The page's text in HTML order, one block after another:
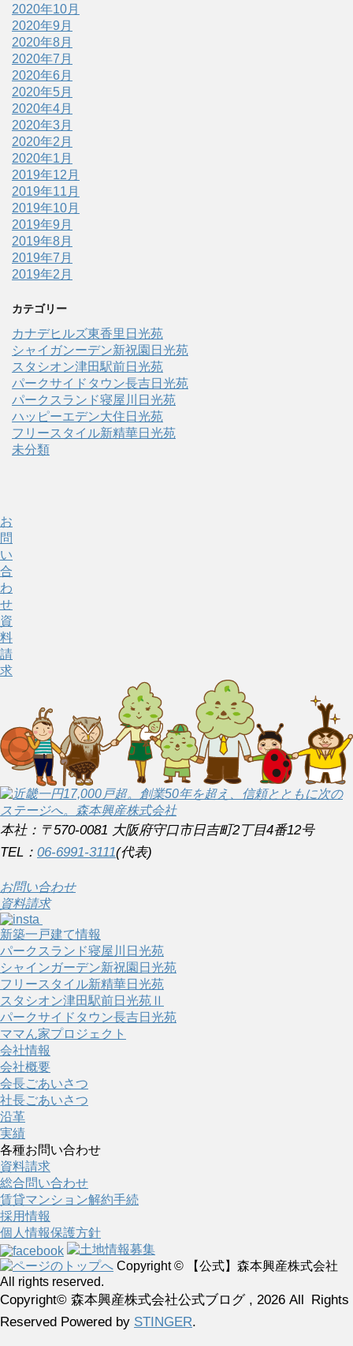
2020年10月
2020年9月
2020年8月
2020年7月
2020年6月
2020年5月
2020年4月
2020年3月
2020年2月
2020年1月
2019年12月
2019年11月
2019年10月
2019年9月
2019年8月
2019年7月
2019年2月
カテゴリー
カナデヒルズ東香里日光苑
シャイガンーデン新祝園日光苑
スタシオン津田駅前日光苑
パークサイドタウン長吉日光苑
パークスランド寝屋川日光苑
ハッピーエデン大住日光苑
フリースタイル新精華日光苑
未分類
お
問
い
合
わ
せ
資
料
請
求
本社：〒570-0081 大阪府守口市日吉町2丁目4番12号
TEL： 06-6991-3111(代表)
お問い合わせ
資料請求
新築一戸建て情報
パークスランド寝屋川日光苑
シャインガーデン新祝園日光苑
フリースタイル新精華日光苑
スタシオン津田駅前日光苑Ⅱ
パークサイドタウン長吉日光苑
ママん家プロジェクト
会社情報
会社概要
会長ごあいさつ
社長ごあいさつ
沿革
実績
各種お問い合わせ
資料請求
総合問い合わせ
賃貸マンション解約手続
採用情報
個人情報保護方針
Copyright © 【公式】森本興産株式会社
All rights reserved.
Copyright© 森本興産株式会社公式ブログ , 2026 All Rights
Reserved Powered by STINGER.